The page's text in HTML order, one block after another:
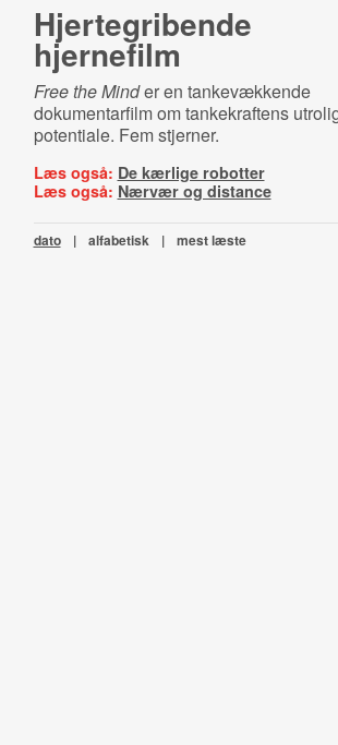
Hjertegribende
hjernefilm
Free the Minder en tankevækkende
dokumentarfilm om tankekraftens
potentiale. Fem stjerner.
Læs også: De kærlige robotter
Læs også: Nærvær og distance
dato | alfabetisk | mest læste